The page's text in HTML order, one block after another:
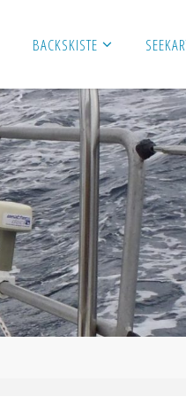
BACKSKISTE